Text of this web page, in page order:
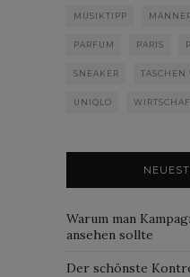
MUSIKTIPP
PARFUM PARIS
SNEAKER TASCHEN
UNIQLO
Warum man
ansehen sollte
Der schönste